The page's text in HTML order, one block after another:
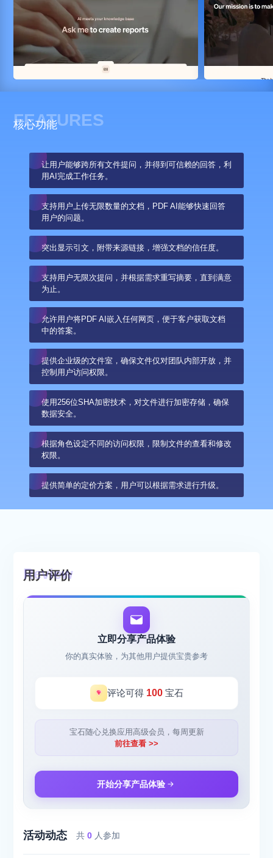
FEATURES
核心功能
让用户能够跨所有文件提问，并得到可信赖的回答，利
用AI完成工作任务。
支持用户上传无限数量的文档，PDF AI能够快速回答
用户的问题。
突出显示引文，附带来源链接，增强文档的信任度。
支持用户无限次提问，并根据需求重写摘要，直到满意
为止。
允许用户将PDF AI嵌入任何网页，便于客户获取文档
中的答案。
提供企业级的文件室，确保文件仅对团队内部开放，并
控制用户访问权限。
使用256位SHA加密技术，对文件进行加密存储，确保
数据安全。
根据角色设定不同的访问权限，限制文件的查看和修改
权限。
提供简单的定价方案，用户可以根据需求进行升级。
用户评价
立即分享产品体验
你的真实体验，为其他用户提供宝贵参考
评论可得 100宝石
宝石随心兑换应用高级会员，每周更新
前往查看 >>
开始分享产品体验
活动动态 共0 人参加